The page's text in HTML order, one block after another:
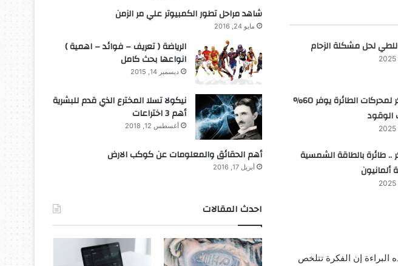
للطي لحل مشكلة الزحام
تصميم مبتكر لمحركات الطائرة يوفر 60%
.. طائرة بالطاقة الشمسية
ألمانيون
البراءة إن الفكرة تتلخص
شاهد مراحل تطور الكمبيوتر علي مر الزمن
مايو 24, 2016
الرياضة ( تعريف – فوائد – اهمية )
انواعها بحث كامل
ديسمبر 14, 2015
نيكولا تسلا المخترع الذي قدم للبشرية
أهم 3 اختراعات
أغسطس 12, 2018
أهم الحقائق والمعلومات عن كوكب الارض
أبريل 17, 2016
احدث المقالات